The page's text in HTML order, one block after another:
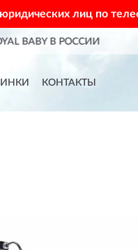
лиц по
ДОСТАВИМ ПО
КОНТАКТЫ